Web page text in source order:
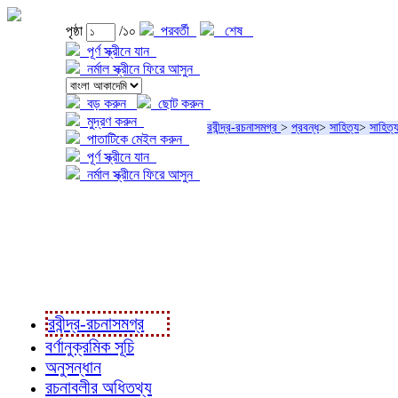
পৃষ্ঠা /১০ পরবর্তী
শেষ
পূর্ণ স্ক্রীনে যান
নর্মাল স্ক্রীনে ফিরে আসুন
বড় করুন
ছোট করুন
মুদ্রণ করুন
পাতাটিকে মেইল করুন
পূর্ণ স্ক্রীনে যান
নর্মাল স্ক্রীনে ফিরে আসুন
রবীন্দ্র-রচনাসমগ্র > প্রবন্ধ> সাহিত্য>
রবীন্দ্র-রচনাসমগ্র
বর্ণানুক্রমিক সূচি
অনুসন্ধান
রচনাবলীর অধিতথ্য